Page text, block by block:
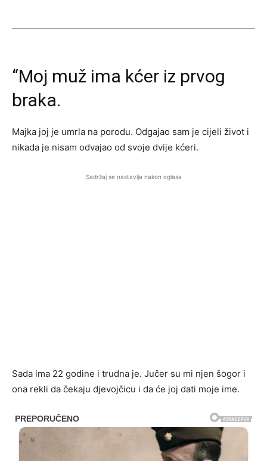
“Moj muž ima kćer iz prvog
braka.
Majka joj je umrla na porodu. Odgajao sam je cijeli život i
nikada je nisam odvajao od svoje dvije kćeri.
Sadržaj se nastavlja nakon oglasa
Sada ima 22 godine i trudna je. Jučer su mi njen šogor i
ona rekli da čekaju djevojčicu i da će joj dati moje ime.